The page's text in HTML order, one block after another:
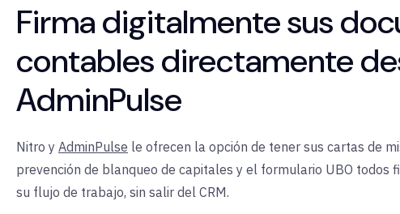
Firma digitalmente sus
contables directamente
AdminPulse
Nitro y AdminPulse le ofrecen la opción de tener sus cartas de
prevención de blanqueo de capitales y el formulario UBO todos
su flujo de trabajo, sin salir del CRM.